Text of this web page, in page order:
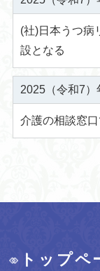
(社)日本うつ病
設となる
2025（令和7）
介護の相談窓
トップペ